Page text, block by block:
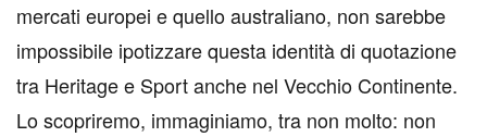
mercati europei e quello australiano, non sarebbe
impossibile ipotizzare questa identità di quotazione
tra Heritage e Sport anche nel Vecchio Continente.
Lo scopriremo, immaginiamo, tra non molto: non